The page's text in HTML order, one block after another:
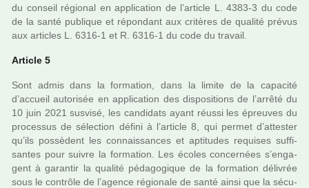
du conseil régio­nal en appli­ca­tion de l’arti­cle L. 4383-3 du code
de la santé publi­que et répon­dant aux cri­tè­res de qua­lité prévus
aux arti­cles L. 6316-1 et R. 6316-1 du code du tra­vail.
Article 5
Sont admis dans la for­ma­tion, dans la limite de la capa­cité
d’accueil auto­ri­sée en appli­ca­tion des dis­po­si­tions de l’arrêté du
10 juin 2021 sus­visé, les can­di­dats ayant réussi les épreuves du
pro­ces­sus de sélec­tion défini à l’arti­cle 8, qui permet d’attes­ter
qu’ils pos­sè­dent les connais­san­ces et apti­tu­des requi­ses suf­fi­
san­tes pour suivre la for­ma­tion. Les écoles concer­nées s’enga­
gent à garan­tir la qua­lité péda­go­gi­que de la for­ma­tion déli­vrée
sous le contrôle de l’agence régio­nale de santé ainsi que la sécu­